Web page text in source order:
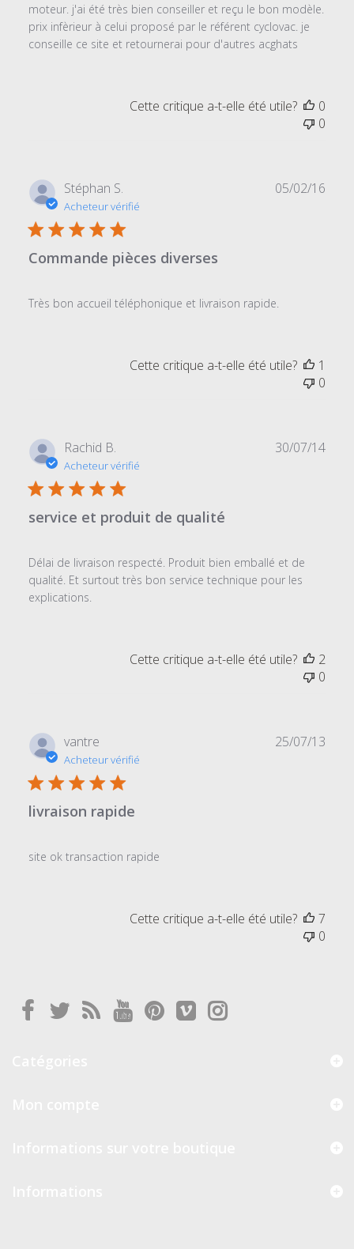
moteur. j'ai été très bien conseiller et reçu le bon modèle.
prix infèrieur à celui proposé par le référent cyclovac. je
conseille ce site et retournerai pour d'autres acghats
Cette critique a-t-elle été utile?
0
0
Stéphan S.
Acheteur vérifié
Commande pièces diverses
Très bon accueil téléphonique et livraison rapide.
05/02/16
Cette critique a-t-elle été utile?
1
0
Rachid B.
Acheteur vérifié
service et produit de qualité
Délai de livraison respecté. Produit bien emballé et de
qualité. Et surtout très bon service technique pour les
explications.
Date
30/07/14
Cette critique a-t-elle été utile?
2
0
vantre
Acheteur vérifié
livraison rapide
site ok transaction rapide
25/07/13
Cette critique a-t-elle été utile?
7
0